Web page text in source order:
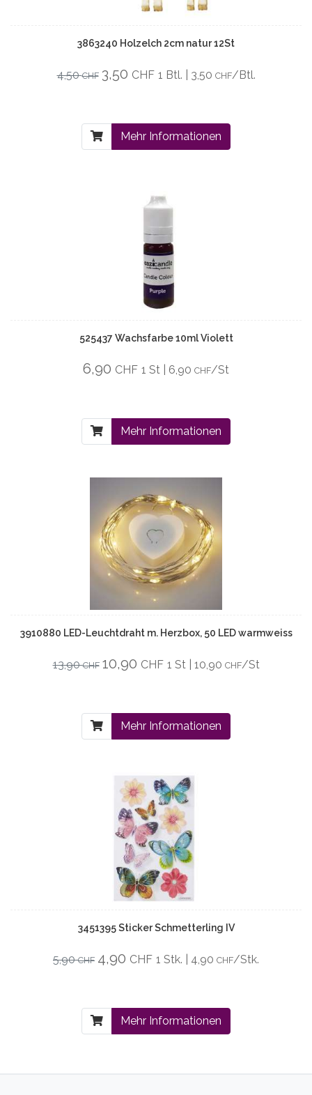
3863240 Holzelch 2cm natur 12St
4,50CHF 3,50 CHF 1 Btl. | 3,50 CHF/Btl.
Mehr Informationen
525437 Wachsfarbe 10ml Violett
6,90 CHF 1 St | 6,90 CHF/St
Mehr Informationen
3910880 LED-Leuchtdraht m. Herzbox, 50 LED warmweiss
13,90CHF 10,90 CHF 1 St | 10,90 CHF/St
Mehr Informationen
3451395 Sticker Schmetterling IV
5,90CHF 4,90 CHF 1 Stk. | 4,90 CHF/Stk.
Mehr Informationen